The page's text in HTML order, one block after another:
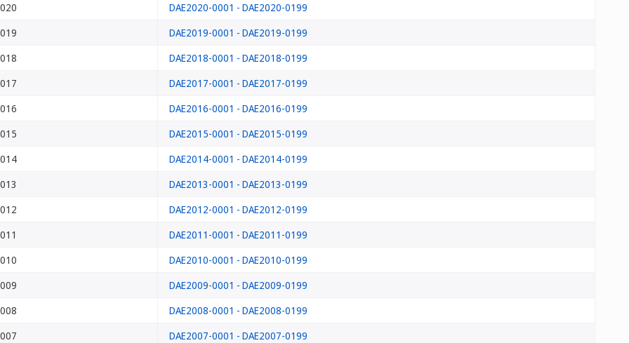
DAE2020-0001 - DAE2020-0199
DAE2019-0001 - DAE2019-0199
DAE2018-0001 - DAE2018-0199
DAE2017-0001 - DAE2017-0199
DAE2016-0001 - DAE2016-0199
DAE2015-0001 - DAE2015-0199
DAE2014-0001 - DAE2014-0199
DAE2013-0001 - DAE2013-0199
DAE2012-0001 - DAE2012-0199
DAE2011-0001 - DAE2011-0199
DAE2010-0001 - DAE2010-0199
DAE2009-0001 - DAE2009-0199
DAE2008-0001 - DAE2008-0199
DAE2007-0001 - DAE2007-0199